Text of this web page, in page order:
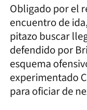
Obligado por el
encuentro de
pitazo buscar
defendido por
esquema
experimentado
para oficiar de